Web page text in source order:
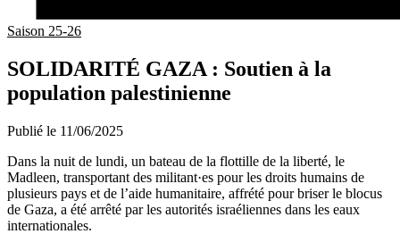
Saison 25-26
SOLIDARITÉ GAZA : Soutien à la
population palestinienne
Publié le 11/06/2025
Dans la nuit de lundi, un bateau de la flottille de la liberté, le
Madleen, transportant des militant·es pour les droits humains de
plusieurs pays et de l’aide humanitaire, affrété pour briser le blocus
de Gaza, a été arrêté par les autorités israéliennes dans les eaux
internationales.